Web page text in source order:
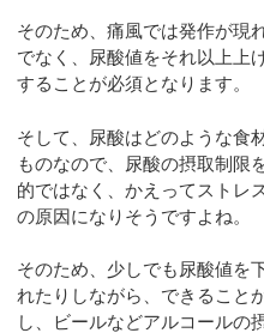
そのため、痛風では発作が現
でなく、尿酸値をそれ以上上
することが必須となります。
そして、尿酸はどのような食
ものなので、尿酸の摂取制限
的ではなく、かえってストレ
の原因になりそうですよね。
そのため、少しでも尿酸値を
れたりしながら、できること
し、ビールなどアルコールの